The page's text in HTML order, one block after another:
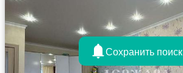
Сохранить поиск